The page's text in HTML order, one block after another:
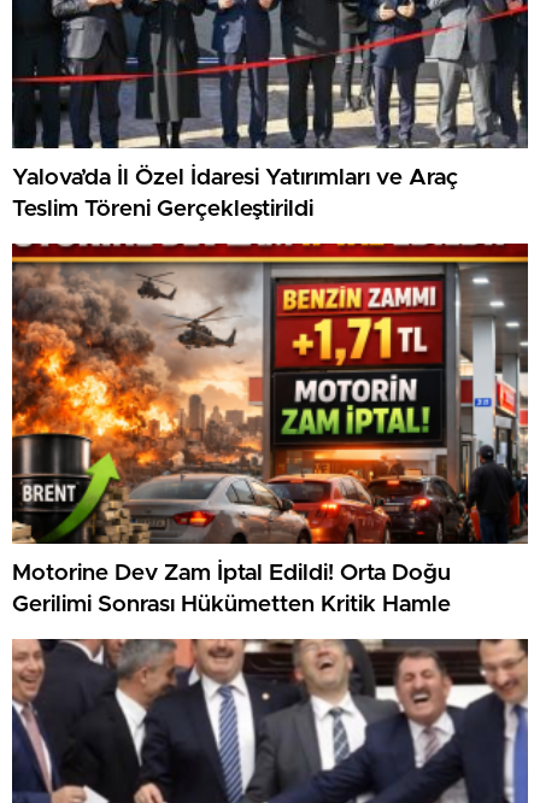
Yalova’da İl Özel İdaresi Yatırımları ve Araç
Teslim Töreni Gerçekleştirildi
Motorine Dev Zam İptal Edildi! Orta Doğu
Gerilimi Sonrası Hükümetten Kritik Hamle